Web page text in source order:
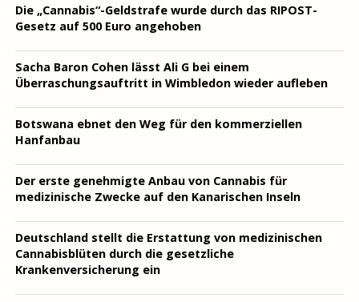
Die „Cannabis“-Geldstrafe wurde durch das RIPOST-
Gesetz auf 500 Euro angehoben
Sacha Baron Cohen lässt Ali G bei einem
Überraschungsauftritt in Wimbledon wieder aufleben
Botswana ebnet den Weg für den kommerziellen
Hanfanbau
Der erste genehmigte Anbau von Cannabis für
medizinische Zwecke auf den Kanarischen Inseln
Deutschland stellt die Erstattung von medizinischen
Cannabisblüten durch die gesetzliche
Krankenversicherung ein